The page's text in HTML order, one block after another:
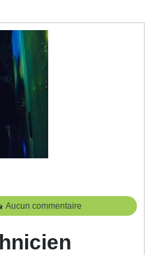
Aucun commentaire